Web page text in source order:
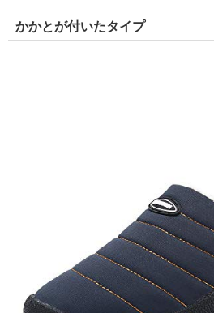
かかとが付いたタイプ